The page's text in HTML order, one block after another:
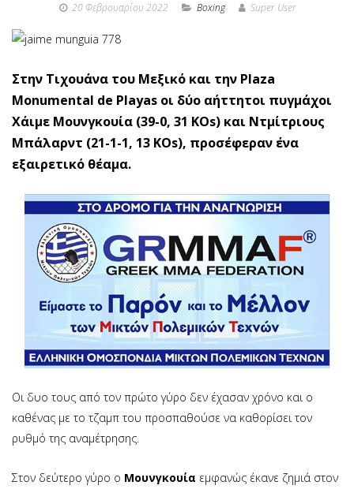
20 Φεβρουαρίου 2022 Boxing Super User
Στην Τιχουάνα του Μεξικό και την Plaza
Monumental de Playas οι δύο αήττητοι πυγμάχοι
Χάιμε Μουνγκουία (39-0, 31 KOs) και Ντμίτριους
Μπάλαρντ (21-1-1, 13 KOs), προσέφεραν ένα
εξαιρετικό θέαμα.
Οι δυο τους από τον πρώτο γύρο δεν έχασαν χρόνο και ο
καθένας με το τζαμπ του προσπαθούσε να καθορίσει τον
ρυθμό της αναμέτρησης.
Στον δεύτερο γύρο ο Μουνγκουία εμφανώς έκανε ζημιά στον